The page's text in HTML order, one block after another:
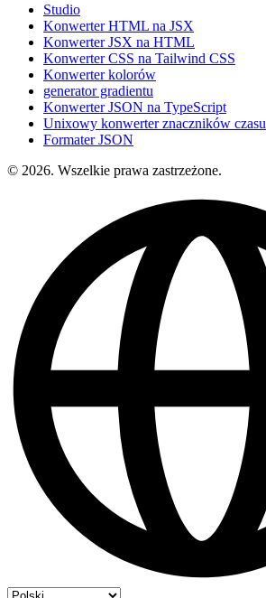
Studio
Konwerter HTML na JSX
Konwerter JSX na HTML
Konwerter CSS na Tailwind CSS
Konwerter kolorów
generator gradientu
Konwerter JSON na TypeScript
Unixowy konwerter znaczników czasu
Formater JSON
© 2026. Wszelkie prawa zastrzeżone.